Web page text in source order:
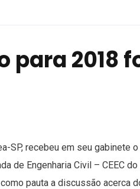
para 2018
SP, recebeu em seu gabinete
de Engenharia Civil – CEEC
pauta a discussão acerca